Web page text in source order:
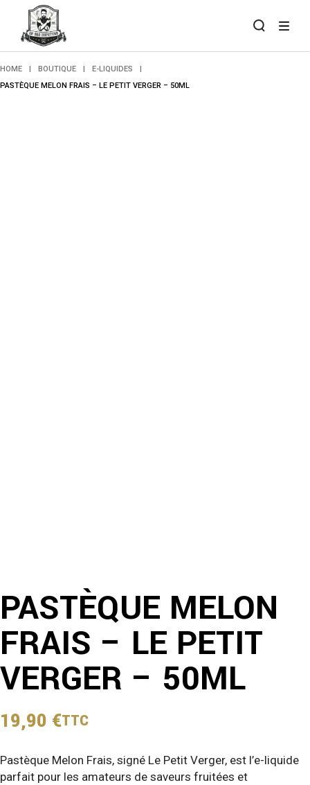
content
HOME BOUTIQUE
E-LIQUIDES
PASTÈQUE MELON FRAIS – LE PETIT VERGER – 50ML
PASTÈQUE MELON
FRAIS – LE PETIT
VERGER – 50ML
19,90 €TTC
Pastèque Melon Frais, signé Le Petit Verger, est l’e-liquide
parfait pour les amateurs de saveurs fruitées et